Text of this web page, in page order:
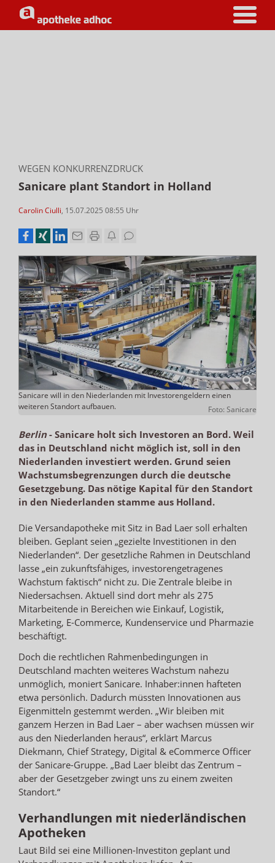
WEGEN KONKURRENZDRUCK
Sanicare plant Standort in Holland
Carolin Ciulli, 15.07.2025 08:55 Uhr
Sanicare will in den Niederlanden mit Investorengeldern einen
weiteren Standort aufbauen.
Foto: Sanicare
Berlin- Sanicare holt sich Investoren an Bord. Weil
das in Deutschland nicht möglich ist, soll in den
Niederlanden investiert werden. Grund seien
Wachstumsbegrenzungen durch die deutsche
Gesetzgebung. Das nötige Kapital für den Standort
in den Niederlanden stamme aus Holland.
Die Versandapotheke mit Sitz in Bad Laer soll erhalten
bleiben. Geplant seien „gezielte Investitionen in den
Niederlanden“. Der gesetzliche Rahmen in Deutschland
lasse „ein zukunftsfähiges, investorengetragenes
Wachstum faktisch“ nicht zu. Die Zentrale bleibe in
Niedersachsen. Aktuell sind dort mehr als 275
Mitarbeitende in Bereichen wie Einkauf, Logistik,
Marketing, E-Commerce, Kundenservice und Pharmazie
beschäftigt.
Doch die rechtlichen Rahmenbedingungen in
Deutschland machten weiteres Wachstum nahezu
unmöglich, moniert Sanicare. Inhaber:innen hafteten
etwa persönlich. Dadurch müssten Innovationen aus
Eigenmitteln gestemmt werden. „Wir bleiben mit
ganzem Herzen in Bad Laer – aber wachsen müssen wir
aus den Niederlanden heraus“, erklärt Marcus
Diekmann, Chief Strategy, Digital & eCommerce Officer
der Sanicare-Gruppe. „Bad Laer bleibt das Zentrum –
aber der Gesetzgeber zwingt uns zu einem zweiten
Standort.“
Verhandlungen mit niederländischen
Apotheken
Laut Bild sei eine Millionen-Investiton geplant und